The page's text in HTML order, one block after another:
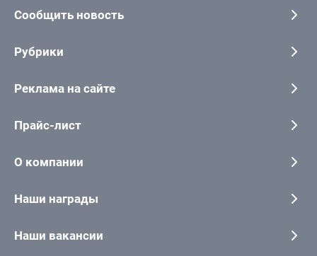
Сообщить новость
Рубрики
Реклама на сайте
Прайс-лист
О компании
Наши награды
Наши вакансии